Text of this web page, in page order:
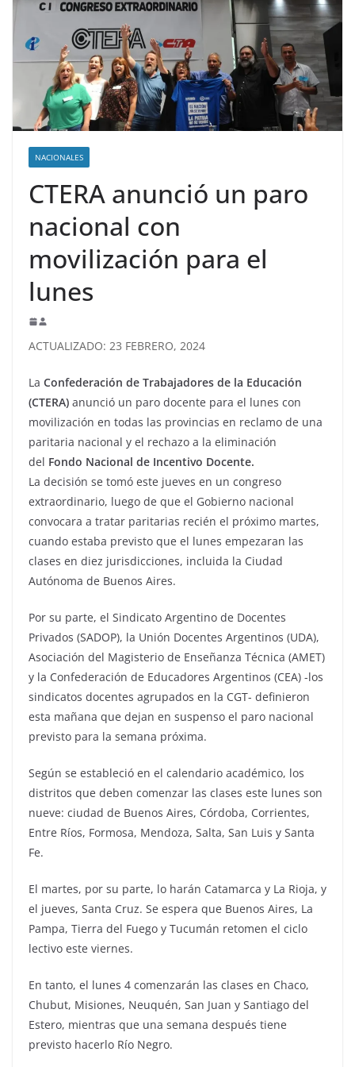
NACIONALES
CTERA anunció un paro
nacional con
movilización para el
lunes
ACTUALIZADO: 23 FEBRERO, 2024
La Confederación de Trabajadores de la Educación
(CTERA) anunció un paro docente para el lunes con
movilización en todas las provincias en reclamo de una
paritaria nacional y el rechazo a la eliminación
del Fondo Nacional de Incentivo Docente.
La decisión se tomó este jueves en un congreso
extraordinario, luego de que el Gobierno nacional
convocara a tratar paritarias recién el próximo martes,
cuando estaba previsto que el lunes empezaran las
clases en diez jurisdicciones, incluida la Ciudad
Autónoma de Buenos Aires.
Por su parte, el Sindicato Argentino de Docentes
Privados (SADOP), la Unión Docentes Argentinos (UDA),
Asociación del Magisterio de Enseñanza Técnica (AMET)
y la Confederación de Educadores Argentinos (CEA) -los
sindicatos docentes agrupados en la CGT- definieron
esta mañana que dejan en suspenso el paro nacional
previsto para la semana próxima.
Según se estableció en el calendario académico, los
distritos que deben comenzar las clases este lunes son
nueve: ciudad de Buenos Aires, Córdoba, Corrientes,
Entre Ríos, Formosa, Mendoza, Salta, San Luis y Santa
Fe.
El martes, por su parte, lo harán Catamarca y La Rioja, y
el jueves, Santa Cruz. Se espera que Buenos Aires, La
Pampa, Tierra del Fuego y Tucumán retomen el ciclo
lectivo este viernes.
En tanto, el lunes 4 comenzarán las clases en Chaco,
Chubut, Misiones, Neuquén, San Juan y Santiago del
Estero, mientras que una semana después tiene
previsto hacerlo Río Negro.